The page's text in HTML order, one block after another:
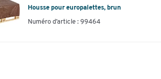
Housse pour europalettes, brun
Numéro d’article : 99464